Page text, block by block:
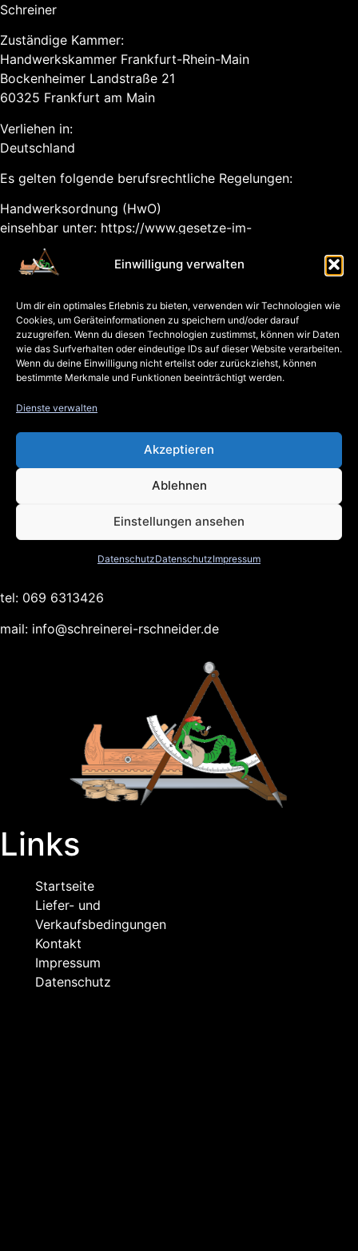
Einwilligung verwalten
Um dir ein optimales Erlebnis zu bieten, verwenden wir Technologien wie
Cookies, um Geräteinformationen zu speichern und/oder darauf
zuzugreifen. Wenn du diesen Technologien zustimmst, können wir Daten
wie das Surfverhalten oder eindeutige IDs auf dieser Website verarbeiten.
Wenn du deine Einwilligung nicht erteilst oder zurückziehst, können
bestimmte Merkmale und Funktionen beeinträchtigt werden.
Dienste verwalten
Akzeptieren
Ablehnen
Einstellungen ansehen
DatenschutzDatenschutzImpressum
Schreiner
Zuständige Kammer:
Handwerkskammer Frankfurt-Rhein-Main
Bockenheimer Landstraße 21
60325 Frankfurt am Main
Verliehen in:
Deutschland
Es gelten folgende berufsrechtliche Regelungen:
Handwerksordnung (HwO)
einsehbar unter: https://www.gesetze-im-
internet.de/hwo/BJNR014110953.html
EU-Streitschlichtung
Die Europäische Kommission stellt eine Plattform zur
Online-Streitbeilegung (OS)
bereit:https://ec.europa.eu/consumers/odr/.
Unsere E-Mail-Adresse finden Sie oben im Impressum.
Streitbeilegungsverfahren vor einer
Verbraucherschlichtungsstelle teilzunehmen.
Schreinerei R. Schneider
Ziegelhüttenweg 20b, 60598 Frankfurt am Main
tel: 069 6313426
mail: info@schreinerei-rschneider.de
Links
Startseite
Liefer- und
Verkaufsbedingungen
Kontakt
Impressum
Datenschutz